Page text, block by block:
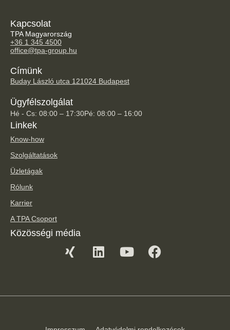
Kapcsolat
TPA Magyarország
+36 1 345 4500
office@tpa-group.hu
Címünk
Buday László utca 121024 Budapest
Ügyfélszolgálat
Hé - Cs: 08:00 – 17:30Pé: 08:00 – 16:00
Linkek
Know-how
Szolgáltatások
Üzletágak
Rólunk
Karrier
A TPA Csoport
Közösségi média